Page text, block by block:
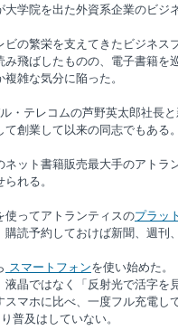
学院を出た外資系企業のビジ
の繁栄を支えてきたビジネス
飛ばしたものの、電子書籍
雑な気分に陥った。
・テレコムの芦野英太郎社長
創業して以来の同志でもある。
ット書籍販売最大手のアトラ
れる。
ってアトランティスのプラッ
読予約しておけば新聞、週刊
スマートフォンを使い始めた。
晶ではなく「反射光で活字を
マホに比べ、一度フル充電
普及はしていない。